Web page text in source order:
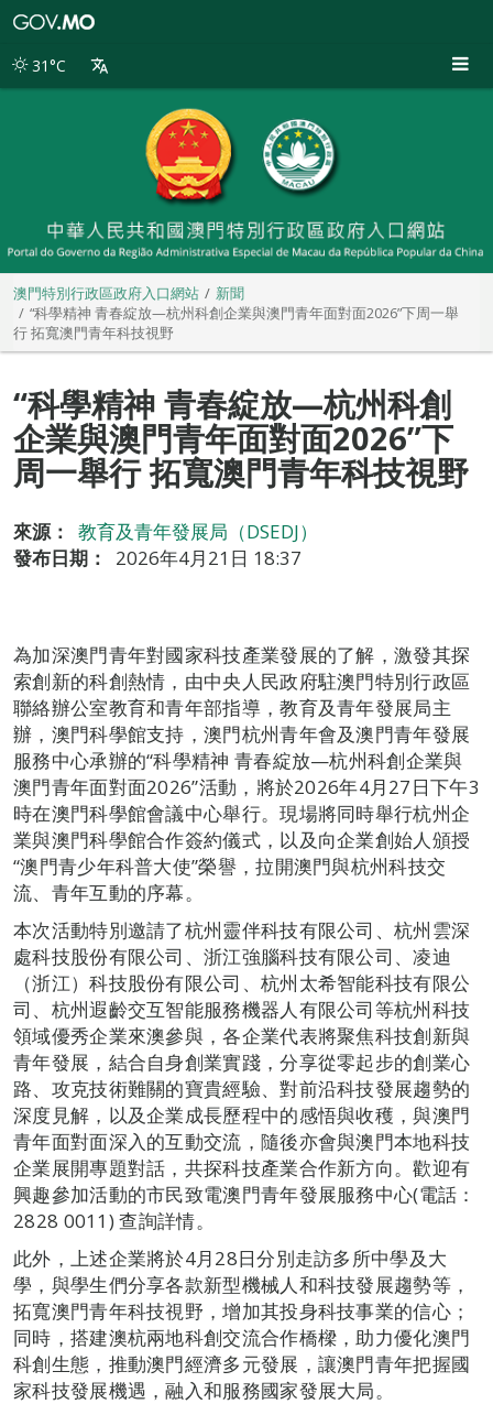
別
31°C
澳門特別行政區政府入口網站
新聞
“科學精神 青春綻放—杭州科創企業與澳門青年面對面2026”下周一舉
行 拓寬澳門青年科技視野
“科學精神 青春綻放—杭州科創
企業與澳門青年面對面2026”下
周一舉行 拓寬澳門青年科技視野
來源：
教育及青年發展局（DSEDJ）
發布日期：
2026年4月21日 18:37
為加深澳門青年對國家科技產業發展的了解，激發其探
索創新的科創熱情，由中央人民政府駐澳門特別行政區
聯絡辦公室教育和青年部指導，教育及青年發展局主
辦，澳門科學館支持，澳門杭州青年會及澳門青年發展
服務中心承辦的“科學精神 青春綻放—杭州科創企業與
澳門青年面對面2026”活動，將於2026年4月27日下午3
時在澳門科學館會議中心舉行。現場將同時舉行杭州企
業與澳門科學館合作簽約儀式，以及向企業創始人頒授
“澳門青少年科普大使”榮譽，拉開澳門與杭州科技交
流、青年互動的序幕。
本次活動特別邀請了杭州靈伴科技有限公司、杭州雲深
處科技股份有限公司、浙江強腦科技有限公司、凌迪
（浙江）科技股份有限公司、杭州太希智能科技有限公
司、杭州遐齡交互智能服務機器人有限公司等杭州科技
領域優秀企業來澳參與，各企業代表將聚焦科技創新與
青年發展，結合自身創業實踐，分享從零起步的創業心
路、攻克技術難關的寶貴經驗、對前沿科技發展趨勢的
深度見解，以及企業成長歷程中的感悟與收穫，與澳門
青年面對面深入的互動交流，隨後亦會與澳門本地科技
企業展開專題對話，共探科技產業合作新方向。歡迎有
興趣參加活動的市民致電澳門青年發展服務中心(電話：
2828 0011) 查詢詳情。
此外，上述企業將於4月28日分別走訪多所中學及大
學，與學生們分享各款新型機械人和科技發展趨勢等，
拓寬澳門青年科技視野，增加其投身科技事業的信心；
同時，搭建澳杭兩地科創交流合作橋樑，助力優化澳門
科創生態，推動澳門經濟多元發展，讓澳門青年把握國
家科技發展機遇，融入和服務國家發展大局。